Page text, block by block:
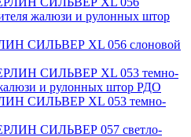
СИЛЬВЕР XL 056 слоновой
СИЛЬВЕР XL 053 темно-